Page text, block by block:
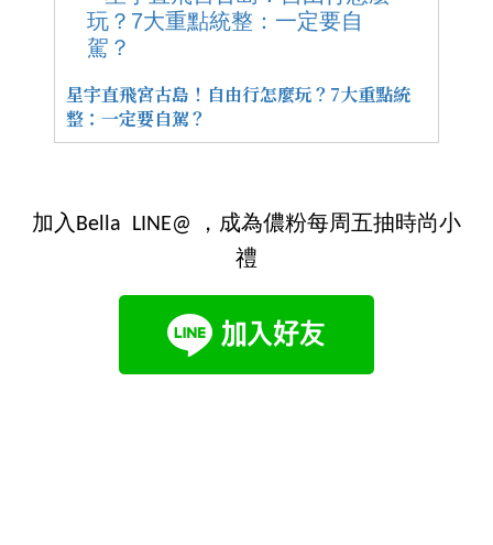
星宇直飛宮古島！自由行怎麼玩？7大重點統
整：一定要自駕？
加入Bella LINE@ ，成為儂粉每周五抽時尚小
禮